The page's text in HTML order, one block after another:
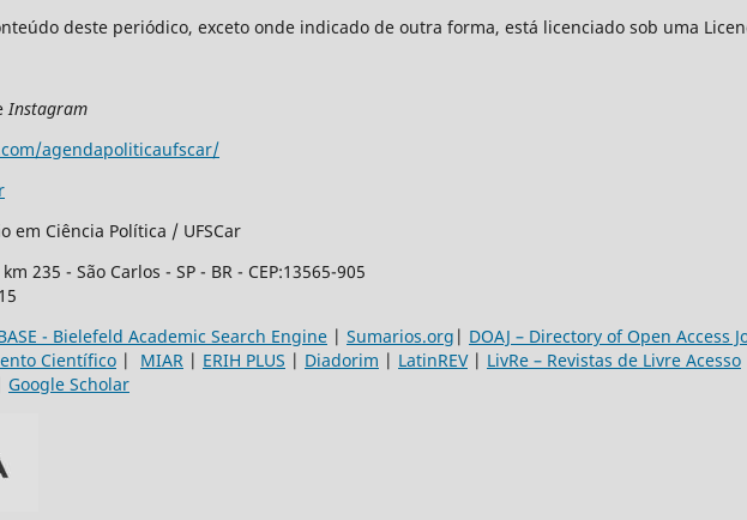
deste periódico, exceto onde indicado de outra forma, está licenciado sob uma
Instagram
agendapoliticaufscar/
em Ciência Política / UFSCar
235 - São Carlos - SP - BR - CEP:13565-905
- Bielefeld Academic Search Engine | Sumarios.org | DOAJ – Directory of Open Access
Científico | MIAR | ERIH PLUS | Diadorim | LatinREV| LivRe – Revistas de Livre Acesso
Google Scholar